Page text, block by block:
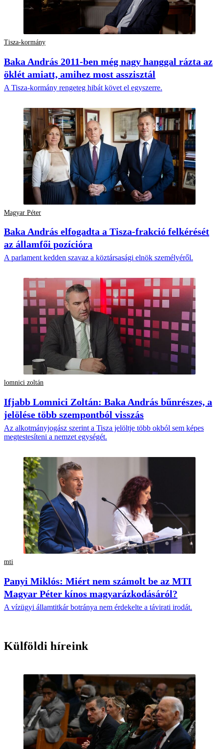
Tisza-kormány
Baka András 2011-ben még nagy hanggal rázta az
öklét amiatt, amihez most asszisztál
A Tisza-kormány rengeteg hibát követ el egyszerre.
Magyar Péter
Baka András elfogadta a Tisza-frakció felkérését
az államfői pozícióra
A parlament kedden szavaz a köztársasági elnök személyéről.
lomnici zoltán
Ifjabb Lomnici Zoltán: Baka András bűnrészes, a
jelölése több szempontból visszás
Az alkotmányjogász szerint a Tisza jelöltje több okból sem képes
megtestesíteni a nemzet egységét.
mti
Panyi Miklós: Miért nem számolt be az MTI
Magyar Péter kínos magyarázkodásáról?
A vízügyi államtitkár botránya nem érdekelte a távirati irodát.
Külföldi híreink